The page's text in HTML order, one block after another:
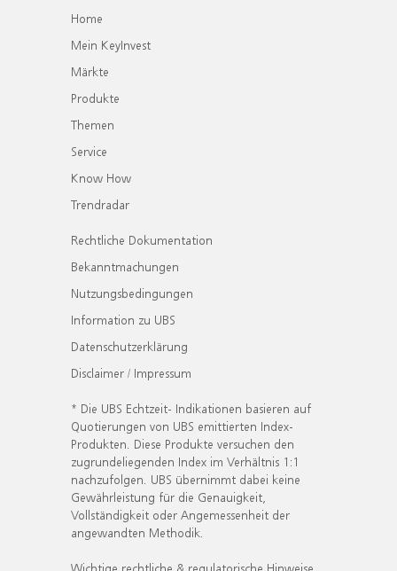
Home
Mein KeyInvest
Märkte
Produkte
Themen
Service
Know How
Trendradar
Rechtliche Dokumentation
Bekanntmachungen
Nutzungsbedingungen
Information zu UBS
Datenschutzerklärung
Disclaimer / Impressum
* Die UBS Echtzeit- Indikationen basieren auf
Quotierungen von UBS emittierten Index-
Produkten. Diese Produkte versuchen den
zugrundeliegenden Index im Verhältnis 1:1
nachzufolgen. UBS übernimmt dabei keine
Gewährleistung für die Genauigkeit,
Vollständigkeit oder Angemessenheit der
angewandten Methodik.